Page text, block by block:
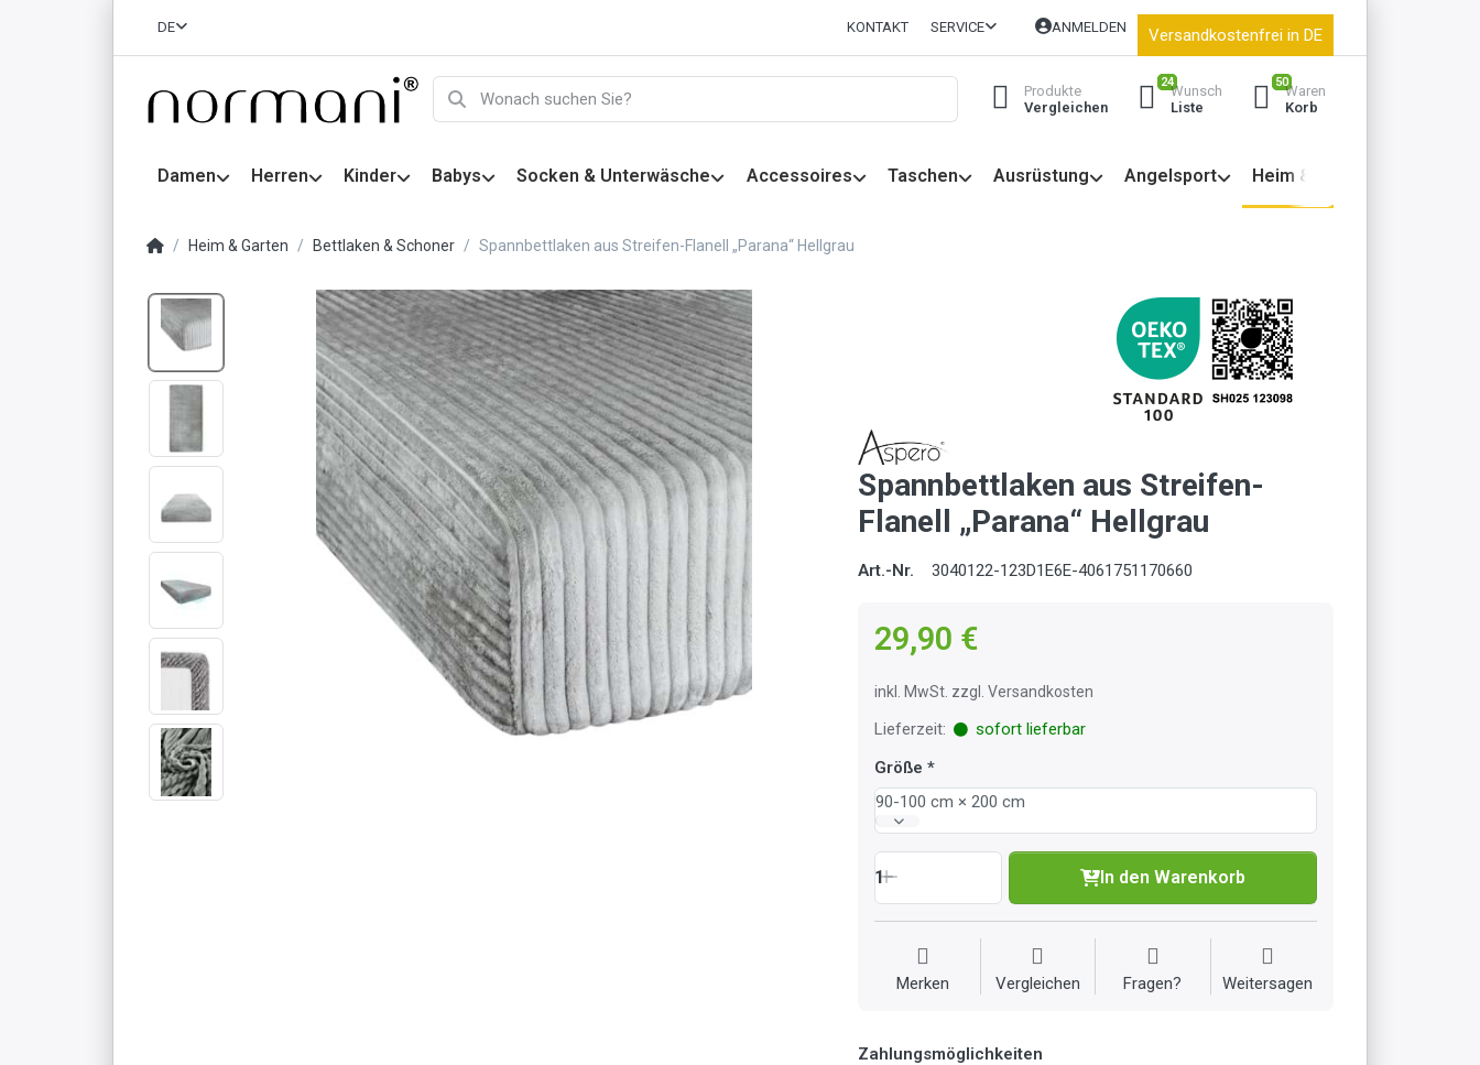
DE KONTAKT SERVICE ANMELDEN Versandkostenfrei in DE
Produkte
Vergleichen
24
Wunsch
Liste
50
Waren
Korb
Damen Herren Kinder Babys Socken & Unterwäsche Accessoires Taschen Ausrüstung Angelsport Heim & Garten
Heim & Garten Bettlaken & Schoner Spannbettlaken aus Streifen-Flanell „Parana“ Hellgrau
Spannbettlaken aus Streifen-
Flanell „Parana“ Hellgrau
Art.-Nr. 3040122-123D1E6E-4061751170660
29,90 €
inkl. MwSt. zzgl. Versandkosten
Lieferzeit:
sofort lieferbar
Größe
90-100 cm × 200 cm
1 In den Warenkorb
Merken Vergleichen Fragen? Weitersagen
Zahlungsmöglichkeiten